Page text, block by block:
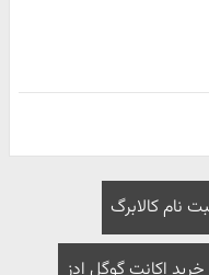
نام کالابرگ